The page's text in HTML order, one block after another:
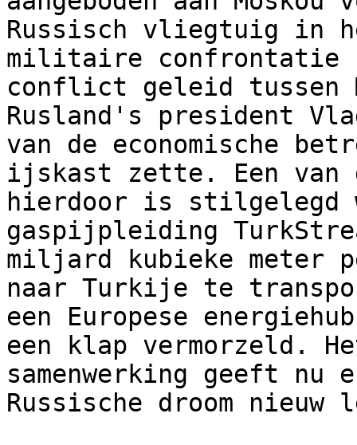
Russisch vliegtuig in
militaire confrontatie
conflict geleid tussen
Rusland's president
van de economische
ijskast zette. Een van
hierdoor is stilgelegd
gaspijpleiding
miljard kubieke meter
naar Turkije te
een Europese
een klap vermorzeld.
samenwerking geeft nu
Russische droom